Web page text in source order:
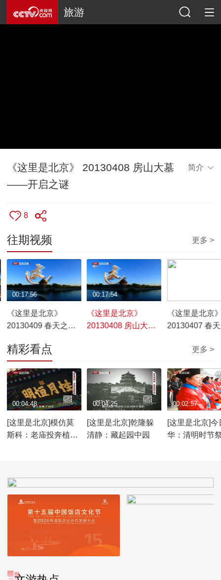
旅游
《这里是北京》 20130408 房山大墓
——开启之谜
简介
8
往期视频 更多 >
《这里是北京》
20130409 春天之旅·
00:17:56
《这里是北京》
20130408 房山大墓
00:17:54
《这里是北京
20130407 春
精彩看点 更多 >
[这里是北京]模仿莫
斯科：老庙投奔植物
00:04:48
[这里是北京]乾隆躲
清静：藏起园中园
00:04:25
[这里是北京]今
华：清明时节
00:02:57